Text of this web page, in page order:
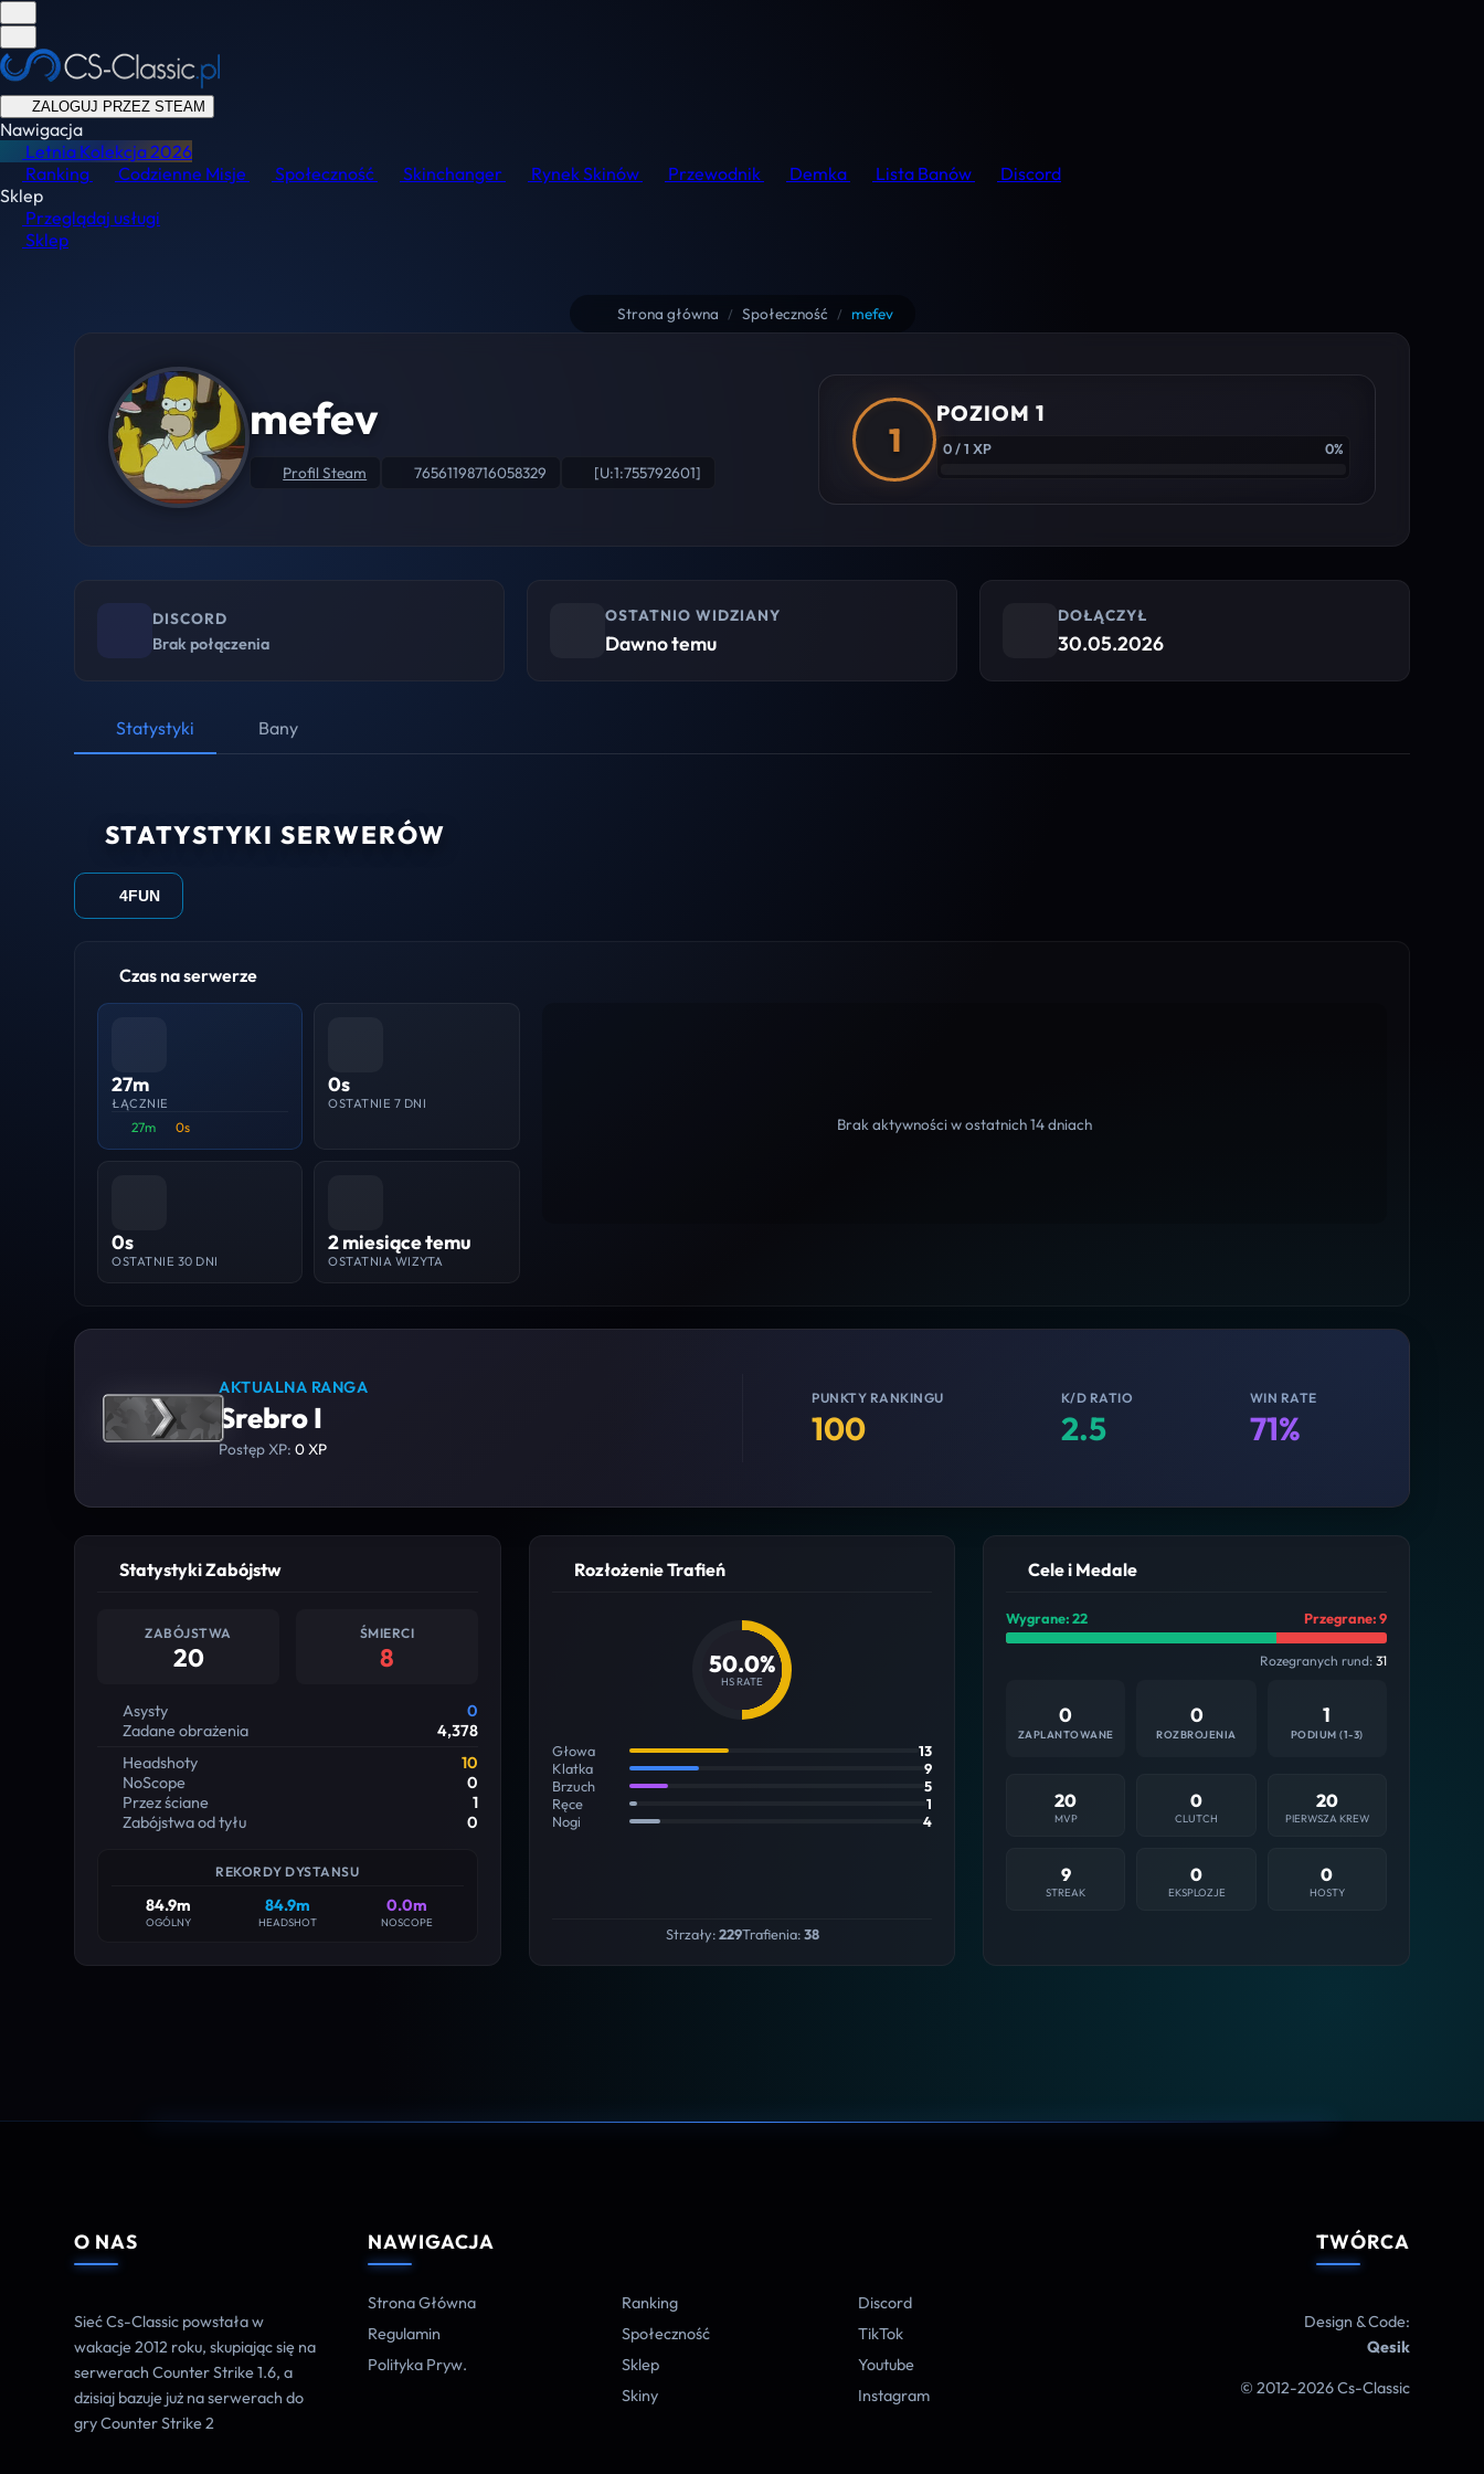
ZALOGUJ PRZEZ STEAM
Nawigacja
Letnia Kolekcja2026
Ranking
Codzienne Misje Społeczność Skinchanger Rynek Skinów Przewodnik Demka Lista Banów
Discord
Sklep
Przeglądaj usługi
Sklep
Strona główna / Społeczność / mefev
mefev
Profil Steam 76561198716058329 [U:1:755792601]
1
POZIOM 1
0 / 1 XP 0%
DISCORD
Brak połączenia
OSTATNIO WIDZIANY
Dawno temu
DOŁĄCZYŁ
30.05.2026
Statystyki Bany
STATYSTYKI SERWERÓW
4FUN
Czas na serwerze
27m
ŁĄCZNIE
27m 0s
0s
OSTATNIE 7 DNI
0s
OSTATNIE 30 DNI
2 miesiące temu
OSTATNIA WIZYTA
Brak aktywności w ostatnich 14 dniach
AKTUALNA RANGA
Srebro I
Postęp XP:0 XP
PUNKTY RANKINGU
100
K/D RATIO
2.5
WIN RATE
71%
Statystyki Zabójstw
ZABÓJSTWA
20
ŚMIERCI
8
Asysty
0
Zadane obrażenia
4,378
Headshoty
10
NoScope
0
Przez ściane
1
Zabójstwa od tyłu
0
REKORDY DYSTANSU
84.9m
OGÓLNY
84.9m
HEADSHOT
0.0m
NOSCOPE
Rozłożenie Trafień
50.0%
HS RATE
Głowa
13
Klatka
9
Brzuch
5
Ręce
1
Nogi
4
Strzały:229Trafienia:38
Cele i Medale
Wygrane: 22 Przegrane: 9
Rozegranych rund: 31
0
ZAPLANTOWANE
0
ROZBROJENIA
1
PODIUM (1-3)
20
MVP
0
CLUTCH
20
PIERWSZA KREW
9
STREAK
0
EKSPLOZJE
0
HOSTY
O NAS
Sieć Cs-Classic powstała w
wakacje 2012 roku, skupiając się na
serwerach Counter Strike 1.6, a
dzisiaj bazuje już na serwerach do
gry Counter Strike 2
NAWIGACJA
Strona Główna
Regulamin
Polityka Pryw.
Ranking
Społeczność
Sklep
Skiny
Discord
TikTok
Youtube
Instagram
TWÓRCA
Design & Code:
Qesik
© 2012-2026 Cs-Classic